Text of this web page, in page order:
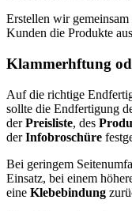
Erstellen wir gemeinsam
Kunden die Produkte
Klammerhftung
Auf die richtige
sollte die Endfertigung
derPreisliste, des
derInfobroschüre
Bei geringem
Einsatz, bei einem
eine Klebebindung